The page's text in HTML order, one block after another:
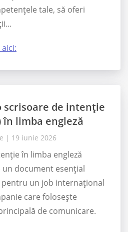
tale, să oferi
scrisoare de intenție
în limba engleză
| 19 iunie 2026
în limba engleză
document esențial
un job internațional
care folosește
de comunicare.